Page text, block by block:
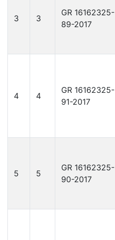
3 3
GR 16162325-
89-2017
4 4
GR 16162325-
91-2017
5 5
GR 16162325-
90-2017